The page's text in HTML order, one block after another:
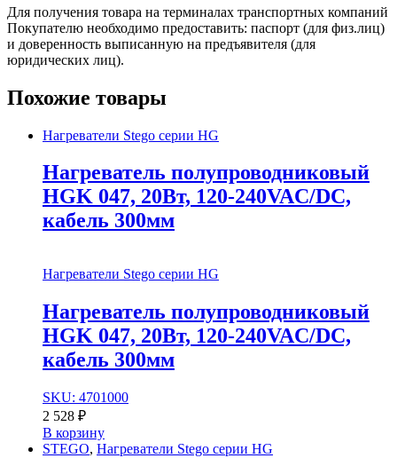
Для получения товара на терминалах транспортных компаний
Покупателю необходимо предоставить: паспорт (для физ.лиц)
и доверенность выписанную на предъявителя (для
юридических лиц).
Похожие товары
Нагреватели Stego серии HG
Нагреватель полупроводниковый
HGK 047, 20Вт, 120-240VAC/DC,
кабель 300мм
Нагреватели Stego серии HG
Нагреватель полупроводниковый
HGK 047, 20Вт, 120-240VAC/DC,
кабель 300мм
SKU: 4701000
2 528 ₽
В корзину
STEGO, Нагреватели Stego серии HG